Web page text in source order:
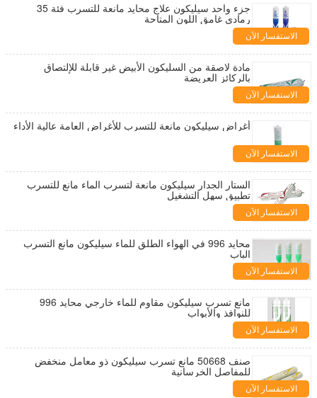
جزء واحد سيليكون علاج محايد مانعة للتسرب فئة 35
رمادي غامق اللون المتاحة
الاستفسار الآن
مادة لاصقة من السليكون الأبيض غير قابلة للإلتصاق
بالركائز العريضة
الاستفسار الآن
أغراض سيليكون مانعة للتسرب للأغراض العامة عالية الأداء
الاستفسار الآن
الستار الجدار سيليكون مانعة لتسرب الماء مانع للتسرب
تطبيق سهل التشغيل
الاستفسار الآن
محايد 996 في الهواء الطلق للماء سيليكون مانع التسرب
الباب
الاستفسار الآن
مانع تسرب سيليكون مقاوم للماء خارجي محايد 996
للنوافذ والأبواب
الاستفسار الآن
صنف 50668 مانع تسرب سيليكون ذو معامل منخفض
للمفاصل الخرسانية
الاستفسار الآن